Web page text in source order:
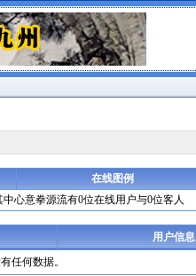
在线图例
心意拳源流有0位在线用户与0位客人
用户信息
任何数据。